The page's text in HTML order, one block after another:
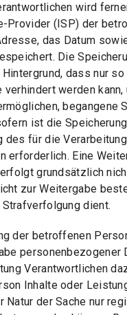
wird
Provider (ISP) der
das Datum
Die
dass nur
verhindert werden
begangene
ist die
des für die Verarbeitung
erforderlich. Eine
grundsätzlich
zur Weitergabe
dient.
der betroffenen
personenbezogener
Verantwortlichen
Inhalte oder
Natur der Sache nur